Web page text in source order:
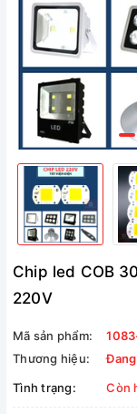
Chip led COB
220V
Mã sản phẩm:
Thương hiệu:
Tình trạng:
Còn